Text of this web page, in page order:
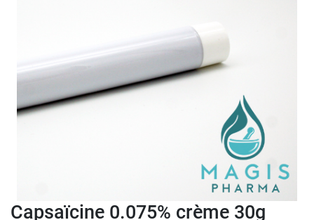
Capsaïcine 0.075% crème 30g